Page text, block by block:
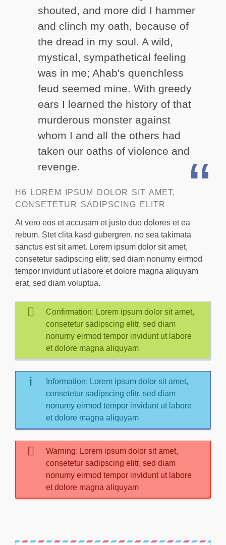
shouted, and more did I hammer
and clinch my oath, because of
the dread in my soul. A wild,
mystical, sympathetical feeling
was in me; Ahab's quenchless
feud seemed mine. With greedy
ears I learned the history of that
murderous monster against
whom I and all the others had
taken our oaths of violence and
revenge.
H6 LOREM IPSUM DOLOR SIT AMET,
CONSETETUR SADIPSCING ELITR
At vero eos et accusam et justo duo dolores et ea
rebum. Stet clita kasd gubergren, no sea takimata
sanctus est sit amet. Lorem ipsum dolor sit amet,
consetetur sadipscing elitr, sed diam nonumy eirmod
tempor invidunt ut labore et dolore magna aliquyam
erat, sed diam voluptua.
Confirmation: Lorem ipsum dolor sit amet,
consetetur sadipscing elitr, sed diam
nonumy eirmod tempor invidunt ut labore
et dolore magna aliquyam
Information: Lorem ipsum dolor sit amet,
consetetur sadipscing elitr, sed diam
nonumy eirmod tempor invidunt ut labore
et dolore magna aliquyam
Warning: Lorem ipsum dolor sit amet,
consetetur sadipscing elitr, sed diam
nonumy eirmod tempor invidunt ut labore
et dolore magna aliquyam